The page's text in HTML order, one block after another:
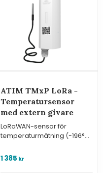
ATIM TMxP LoRa -
Temperatursensor
med extern givare
LoRaWAN-sensor för
temperaturmätning (-196°C
med lång batteritid.
1 385 kr